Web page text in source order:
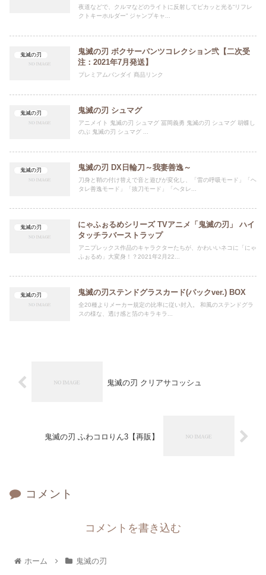
夜道などで、クルマなどのライトに反射してピカッと光る“リフレ
クトキーホルダー” ジャンプキャ...
鬼滅の刃
鬼滅の刃 ボクサーパンツコレクション弐【二次受
注：2021年7月発送】
プレミアムバンダイ 商品リンク
鬼滅の刃 鬼滅の刃 シュマグ
アニメイト 鬼滅の刃 シュマグ 冨岡義勇 鬼滅の刃 シュマグ 胡蝶し
のぶ 鬼滅の刃 シュマグ ...
鬼滅の刃 鬼滅の刃 DX日輪刀～我妻善逸～
刀身と鞘の付け替えで音と遊びが変化し、「雷の呼吸モード」「ヘ
タレ善逸モード」「抜刀モード」「ヘタレ...
鬼滅の刃
にゃふぉるめシリーズ TVアニメ「鬼滅の刃」 ハイ
タッチラバーストラップ
アニプレックス作品のキャラクターたちが、かわいいネコに「にゃ
ふぉるめ」大変身！？2021年2月22...
鬼滅の刃 鬼滅の刃ステンドグラスカード(パックver.) BOX
全20種よりメーカー規定の比率に従い封入。 和風のステンドグラ
スの様な、透け感と箔のキラキラ...
鬼滅の刃 クリアサコッシュ
鬼滅の刃 ふわコロりん3【再販】
コメント
コメントを書き込む
ホーム 鬼滅の刃